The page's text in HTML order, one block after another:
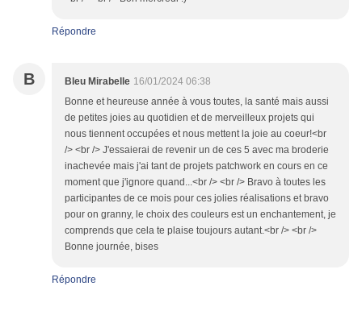
Répondre
B Bleu Mirabelle 16/01/2024 06:38
Bonne et heureuse année à vous toutes, la santé mais aussi
de petites joies au quotidien et de merveilleux projets qui
nous tiennent occupées et nous mettent la joie au coeur!<br
/> <br /> J'essaierai de revenir un de ces 5 avec ma broderie
inachevée mais j'ai tant de projets patchwork en cours en ce
moment que j'ignore quand...<br /> <br /> Bravo à toutes les
participantes de ce mois pour ces jolies réalisations et bravo
pour on granny, le choix des couleurs est un enchantement, je
comprends que cela te plaise toujours autant.<br /> <br />
Bonne journée, bises
Répondre